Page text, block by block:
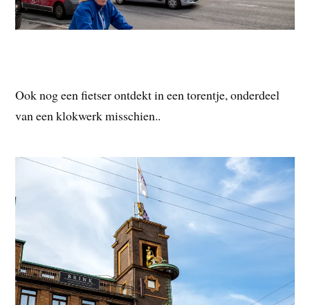
Ook nog een fietser ontdekt in een torentje, onderdeel
van een klokwerk misschien..